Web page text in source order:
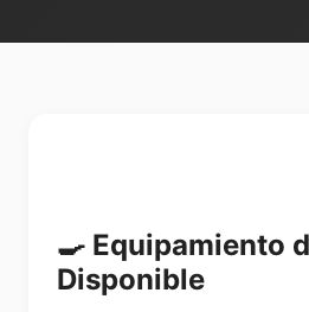
🍳 Equipamiento
Disponible